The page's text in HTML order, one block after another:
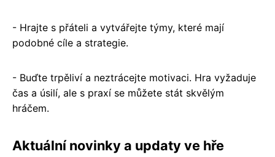
- Hrajte s přáteli a vytvářejte týmy, které mají
podobné cíle a strategie.
- Buďte trpěliví a neztrácejte motivaci. Hra vyžaduje
čas a úsilí, ale s praxí se můžete stát skvělým
hráčem.
Aktuální novinky a updaty ve hře